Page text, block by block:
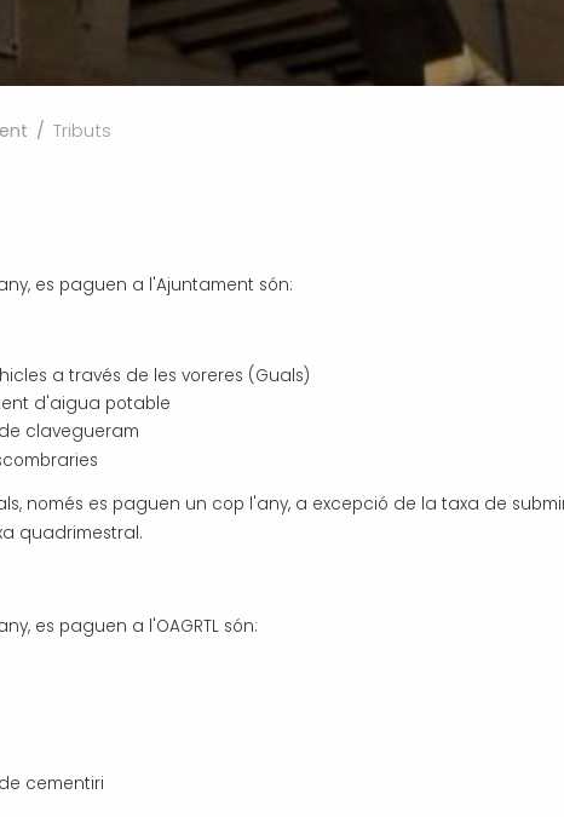
/ Tributs
es paguen a l'Ajuntament són:
a través de les voreres (Guals)
d'aigua potable
clavegueram
només es paguen un cop l'any, a excepció de la taxa de
quadrimestral.
es paguen a l'OAGRTL són:
cementiri